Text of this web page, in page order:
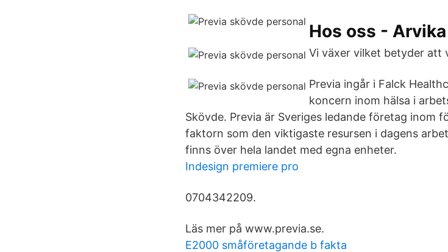
Hos oss -
Vi växer vilket betyder att
Previa ingår i Falck
koncern inom hälsa i
Skövde. Previa är Sveriges ledande företag inom
faktorn som den viktigaste resursen i dagens
finns över hela landet med egna enheter.
Indesign premiere pro
0704342209.
Läs mer på www.previa.se.
E2000 småföretagande b fakta